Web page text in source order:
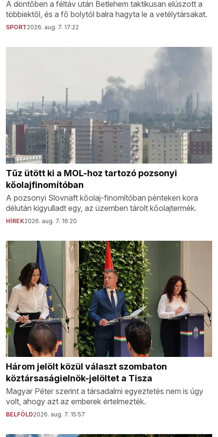
A döntőben a féltáv után Betlehem taktikusan elúszott a
többiektől, és a fő bolytól balra hagyta le a vetélytársakat.
SPORT2026. aug. 7. 17:22
Tűz ütött ki a MOL-hoz tartozó pozsonyi
kőolajfinomítóban
A pozsonyi Slovnaft kőolaj-finomítóban pénteken kora
délután kigyulladt egy, az üzemben tárolt kőolajtermék.
HÍREK2026. aug. 7. 16:20
Három jelölt közül választ szombaton
köztársaságielnök-jelöltet a Tisza
Magyar Péter szerint a társadalmi egyeztetés nem is úgy
volt, ahogy azt az emberek értelmezték.
BELFÖLD2026. aug. 7. 15:57